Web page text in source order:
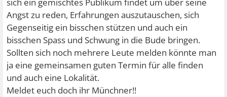
sich ein gemischtes Publikum findet um über seine
Angst zu reden, Erfahrungen auszutauschen, sich
Gegenseitig ein bisschen stützen und auch ein
bisschen Spass und Schwung in die Bude bringen.
Sollten sich noch mehrere Leute melden könnte man
ja eine gemeinsamen guten Termin für alle finden
und auch eine Lokalität.
Meldet euch doch ihr Münchner!!